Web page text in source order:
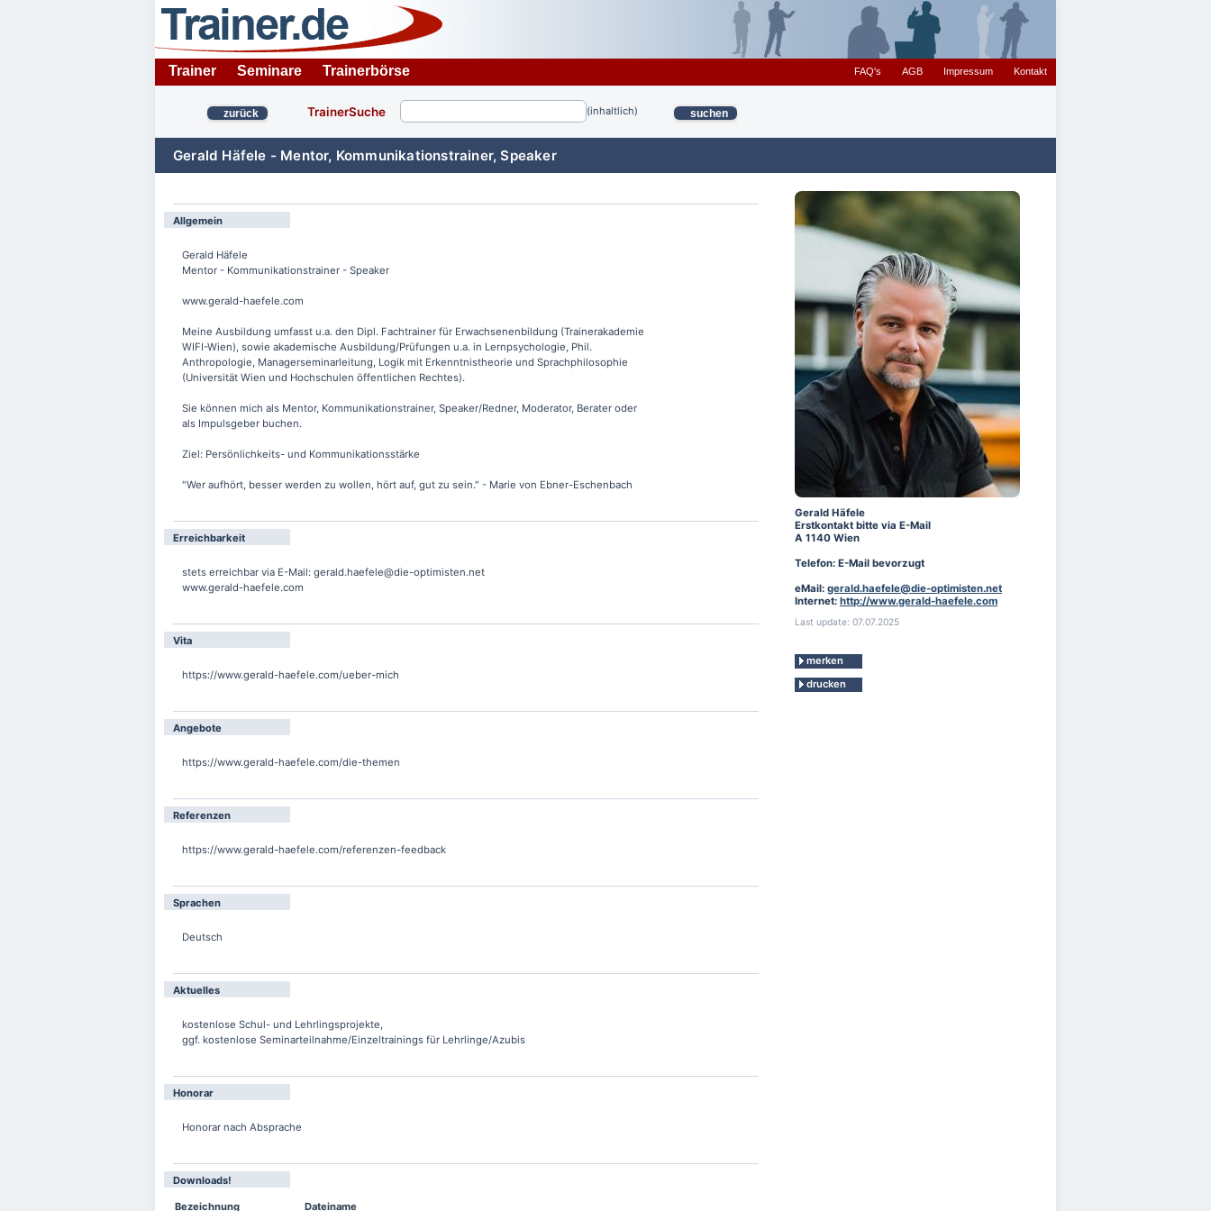
Trainer Seminare Trainerbörse FAQ's AGB Impressum Kontakt
zurück TrainerSuche (inhaltlich) suchen
Gerald Häfele - Mentor, Kommunikationstrainer, Speaker
Allgemein
Gerald Häfele
Mentor - Kommunikationstrainer - Speaker
www.gerald-haefele.com
Meine Ausbildung umfasst u.a. den Dipl. Fachtrainer für Erwachsenenbildung (Trainerakademie
WIFI-Wien), sowie akademische Ausbildung/Prüfungen u.a. in Lernpsychologie, Phil.
Anthropologie, Managerseminarleitung, Logik mit Erkenntnistheorie und Sprachphilosophie
(Universität Wien und Hochschulen öffentlichen Rechtes).
Sie können mich als Mentor, Kommunikationstrainer, Speaker/Redner, Moderator, Berater oder
als Impulsgeber buchen.
Ziel: Persönlichkeits- und Kommunikationsstärke
"Wer aufhört, besser werden zu wollen, hört auf, gut zu sein." - Marie von Ebner-Eschenbach
Erreichbarkeit
stets erreichbar via E-Mail: gerald.haefele@die-optimisten.net
www.gerald-haefele.com
Vita
https://www.gerald-haefele.com/ueber-mich
Angebote
https://www.gerald-haefele.com/die-themen
Referenzen
https://www.gerald-haefele.com/referenzen-feedback
Sprachen
Deutsch
Aktuelles
kostenlose Schul- und Lehrlingsprojekte,
ggf. kostenlose Seminarteilnahme/Einzeltrainings für Lehrlinge/Azubis
Honorar
Honorar nach Absprache
Downloads!
Bezeichnung Dateiname
Gerald Häfele
Erstkontakt bitte via E-Mail
A 1140 Wien
Telefon: E-Mail bevorzugt
eMail: gerald.haefele@die-optimisten.net
Internet: http://www.gerald-haefele.com
Last update: 07.07.2025
merken
drucken